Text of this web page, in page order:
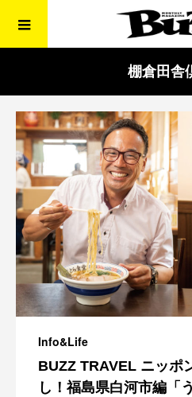
棚倉田舎
Info&Life
BUZZ TRAVEL ニッポ
し！福島県白河市編「